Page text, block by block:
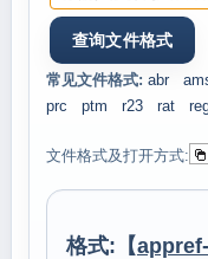
常见文件格式: abr
prc
ptm r23 rat
文件格式及打开方式:
格式:【